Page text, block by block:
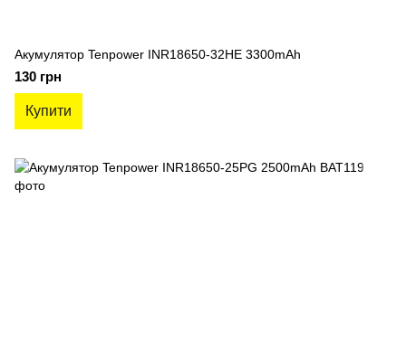
Акумулятор Tenpower INR18650-32HE 3300mAh
130 грн
Купити